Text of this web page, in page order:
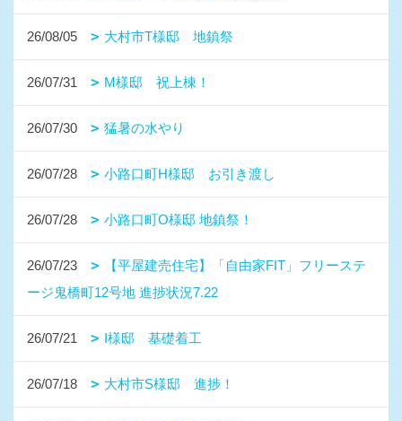
26/08/05 大村市T様邸 地鎮祭
26/07/31 M様邸 祝上棟！
26/07/30 猛暑の水やり
26/07/28 小路口町H様邸 お引き渡し
26/07/28 小路口町O様邸 地鎮祭！
26/07/23
【平屋建売住宅】「自由家FIT」フリーステ
ージ鬼橋町12号地 進捗状況7.22
26/07/21 I様邸 基礎着工
26/07/18 大村市S様邸 進捗！